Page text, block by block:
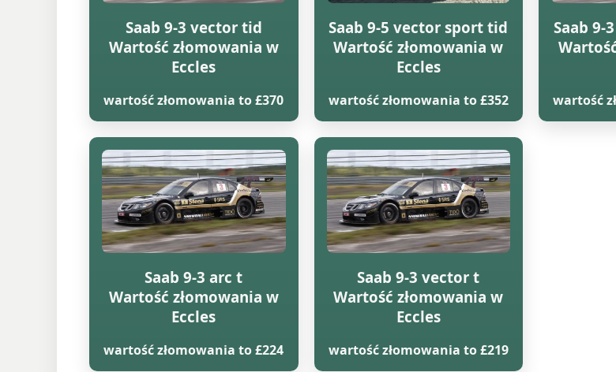
Saab 9-3 vector tid
Wartość złomowania w
Eccles
wartość złomowania to £370
Saab 9-5 vector sport tid
Wartość złomowania w
Eccles
wartość złomowania to £352
Saab 9-
wartość
Saab 9-3 arc t
Wartość złomowania w
Eccles
wartość złomowania to £224
Saab 9-3 vector t
Wartość złomowania w
Eccles
wartość złomowania to £219